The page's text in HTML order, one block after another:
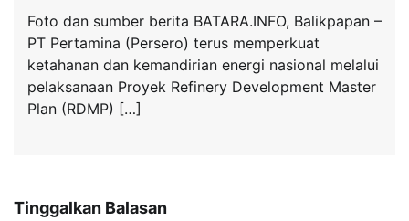
Foto dan sumber berita BATARA.INFO, Balikpapan –
PT Pertamina (Persero) terus memperkuat
ketahanan dan kemandirian energi nasional melalui
pelaksanaan Proyek Refinery Development Master
Plan (RDMP) […]
Tinggalkan Balasan